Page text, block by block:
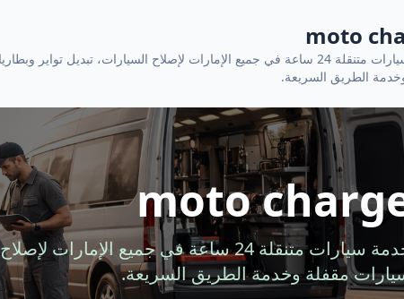
moto
خدمة سيارات متنقلة 24 ساعة في جميع الإمارات لإصلاح السيارات، تبديل تواير
الطريق السريعة.
moto
خدمة سيارات متنقلة 24 ساعة في جميع
مقفلة وخدمة الطريق السريعة.